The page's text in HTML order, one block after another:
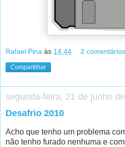
Rafael Pina às 14:44 2
Compartilhar
segunda-feira, 21 de junho
Desafrio 2010
Acho que tenho um problema
não tenho furado nenhuma e